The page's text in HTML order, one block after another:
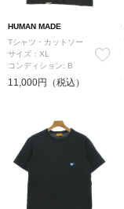
HUMAN MADE
Tシャツ・カットソー
サイズ：XL
コンディション: B
11,000円（税込）